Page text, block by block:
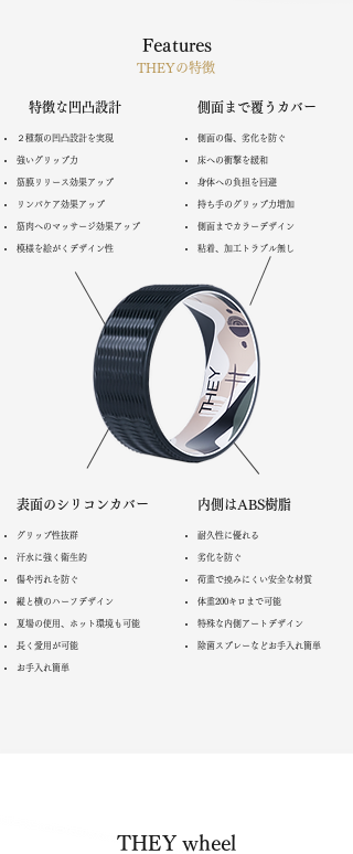
Features
THEYの特徴
特徴な凹凸設計
２種類の凹凸設計を実現
強いグリップ力
筋膜リリース効果アップ
リンパケア効果アップ
筋肉へのマッサージ効果アップ
模様を絵がくデザイン性
側面まで覆うカバー
側面の傷、劣化を防ぐ
床への衝撃を緩和
身体への負担を回避
持ち手のグリップ力増加
側面までカラーデザイン
粘着、加工トラブル無し
表面のシリコンカバー
グリップ性抜群
汗水に強く衛生的
傷や汚れを防ぐ
縦と横のハーフデザイン
夏場の使用、ホット環境も可能
長く愛用が可能
お手入れ簡単
内側はABS樹脂
耐久性に優れる
劣化を防ぐ
荷重で撓みにくい安全な材質
体重200キロまで可能
特殊な内側アートデザイン
除菌スプレーなどお手入れ簡単
THEY wheel